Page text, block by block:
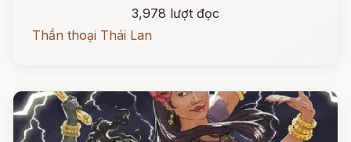
3,978 lượt đọc
Thần thoại Thái Lan